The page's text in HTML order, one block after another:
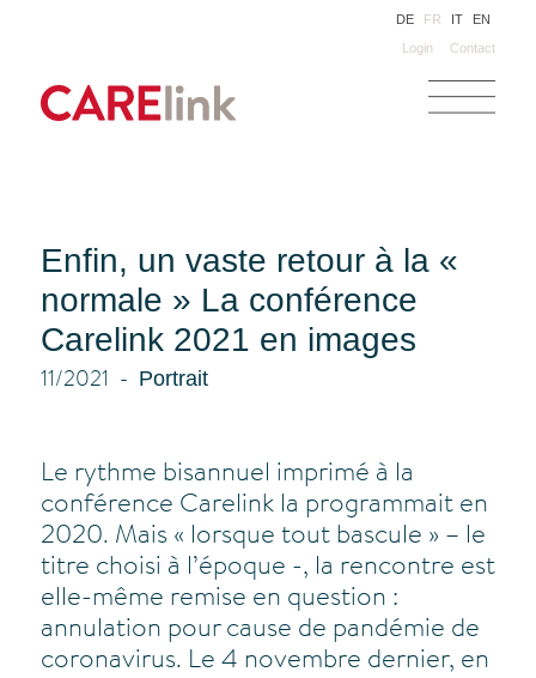
Login Contact
DE FR IT EN
Enfin, un vaste retour à la «
normale » La conférence
Carelink 2021 en images
11/2021 Portrait
Le rythme bisannuel imprimé à la
conférence Carelink la programmait en
2020. Mais « lorsque tout bascule » – le
titre choisi à l’époque -, la rencontre est
elle-même remise en question :
annulation pour cause de pandémie de
coronavirus. Le 4 novembre dernier, en